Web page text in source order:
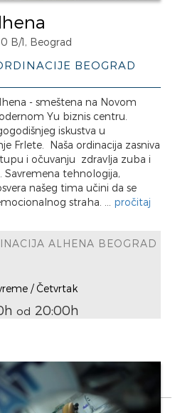
B/1, Beograd
BEOGRAD
- smeštena na Novom
Yu biznis centru.
iskustva u
Frlete. Naša ordinacija zasniva
i očuvanju zdravlja zuba i
Savremena tehnologija,
našeg tima učini da se
straha. ... pročitaj
ALHENA BEOGRAD
/ Četvrtak
od 20:00h